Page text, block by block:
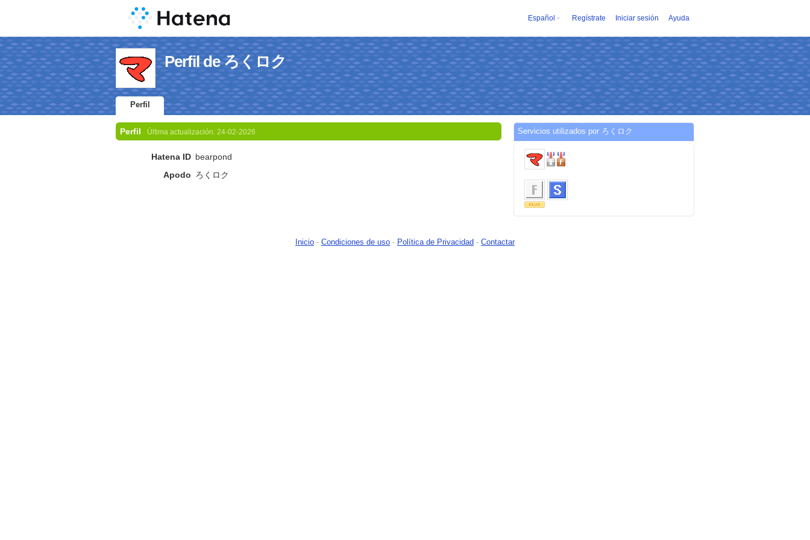
Español Regístrate Iniciar sesión Ayuda
Perfil de ろくロク
Perfil
Perfil Última actualización: 24-02-2026
Hatena ID bearpond
Apodo ろくロク
Servicios utilizados por ろくロク
Inicio - Condiciones de uso - Política de Privacidad - Contactar